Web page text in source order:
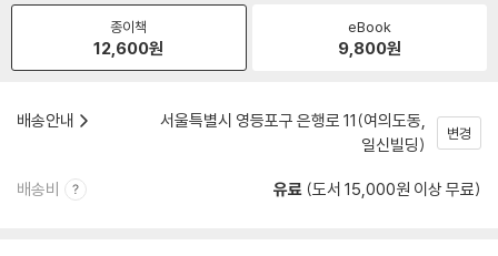
종이책
12,600원
eBook
9,800원
배송안내
서울특별시 영등포구 은행로 11(여의도동,
일신빌딩)
변경
배송비 유료 (도서 15,000원 이상 무료)